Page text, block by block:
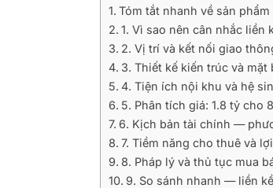
Tóm tắt nhanh về sản phẩm
1. Vì sao nên cân nhắc liền
2. Vị trí và kết nối giao
3. Thiết kế kiến trúc và mặt
4. Tiện ích nội khu và hệ
5. Phân tích giá: 1.8 tỷ cho
6. Kịch bản tài chính —
7. Tiềm năng cho thuê và
8. Pháp lý và thủ tục mua
9. So sánh nhanh — liền